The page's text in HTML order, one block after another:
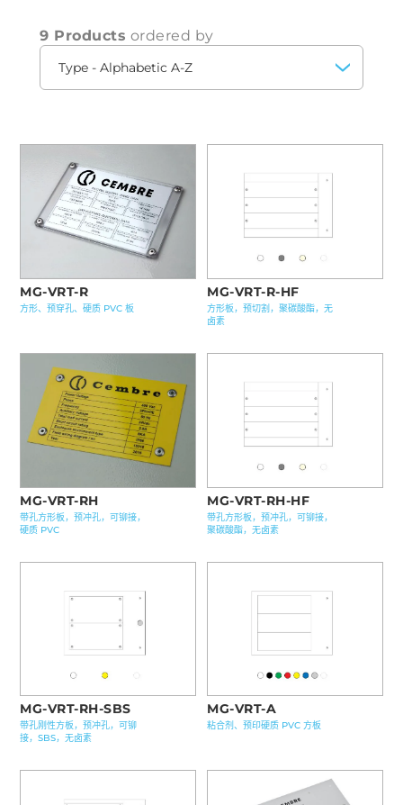
9 Products ordered by
MG-VRT-R
方形、预穿孔、硬质 PVC 板
MG-VRT-R-HF
方形板，预切割，聚碳酸酯，无
卤素
MG-VRT-RH
带孔方形板，预冲孔，可铆接，
硬质 PVC
MG-VRT-RH-HF
带孔方形板，预冲孔，可铆接，
聚碳酸酯，无卤素
MG-VRT-RH-SBS
带孔刚性方板，预冲孔，可铆
接，SBS，无卤素
MG-VRT-A
粘合剂、预印硬质 PVC 方板